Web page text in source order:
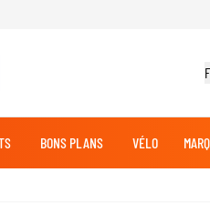
BONS PLANS VÉLO